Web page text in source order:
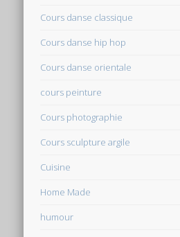
Cours danse classique
Cours danse hip hop
Cours danse orientale
cours peinture
Cours photographie
Cours sculpture argile
Cuisine
Home Made
humour